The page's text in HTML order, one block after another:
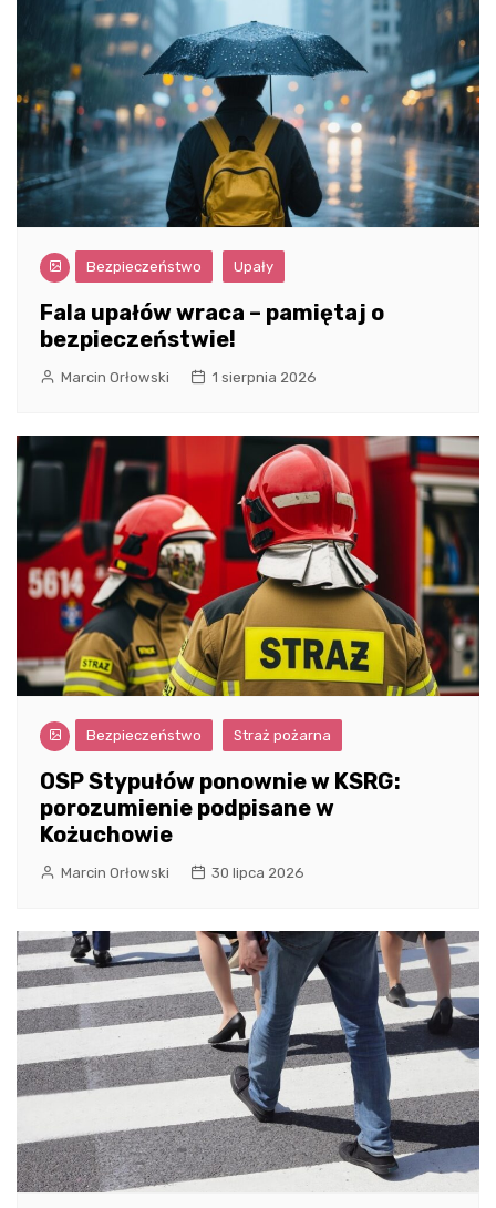
Bezpieczeństwo Upały
Fala upałów wraca – pamiętaj o
bezpieczeństwie!
Marcin Orłowski 1 sierpnia 2026
Bezpieczeństwo Straż pożarna
OSP Stypułów ponownie w KSRG:
porozumienie podpisane w
Kożuchowie
Marcin Orłowski 30 lipca 2026